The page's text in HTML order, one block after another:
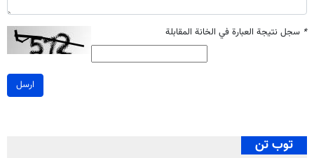
* سجل نتيجة العبارة في الخانة المقابلة
ارسل
توب تن